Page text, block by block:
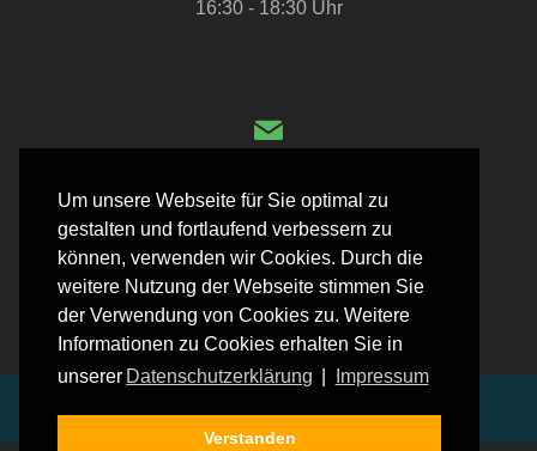
Um unsere Webseite für Sie optimal zu
gestalten und fortlaufend verbessern zu
können, verwenden wir Cookies. Durch die
weitere Nutzung der Webseite stimmen Sie
der Verwendung von Cookies zu. Weitere
Informationen zu Cookies erhalten Sie in
unserer Datenschutzerklärung Impressum
Verstanden
16:30 - 18:30 Uhr
(05651) 31 27 4
(0151) 561 000 16